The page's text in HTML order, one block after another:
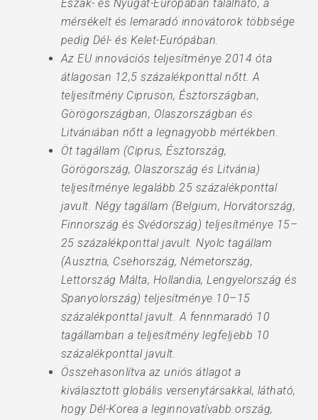
Észak- és Nyugat-Európában található, a
mérsékelt és lemaradó innovátorok többsége
pedig Dél- és Kelet-Európában.
Az EU innovációs teljesítménye 2014 óta
átlagosan 12,5 százalékponttal nőtt. A
teljesítmény Cipruson, Észtországban,
Görögországban, Olaszországban és
Litvániában nőtt a legnagyobb mértékben.
Öt tagállam (Ciprus, Észtország,
Görögország, Olaszország és Litvánia)
teljesítménye legalább 25 százalékponttal
javult. Négy tagállam (Belgium, Horvátország,
Finnország és Svédország) teljesítménye 15–
25 százalékponttal javult. Nyolc tagállam
(Ausztria, Csehország, Németország,
Lettország Málta, Hollandia, Lengyelország és
Spanyolország) teljesítménye 10–15
százalékponttal javult. A fennmaradó 10
tagállamban a teljesítmény legfeljebb 10
százalékponttal javult.
Összehasonlítva az uniós átlagot a
kiválasztott globális versenytársakkal, látható,
hogy Dél-Korea a leginnovatívabb ország,